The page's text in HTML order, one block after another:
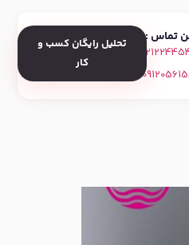
تماس :
تحلیل رایگان کسب و
کار